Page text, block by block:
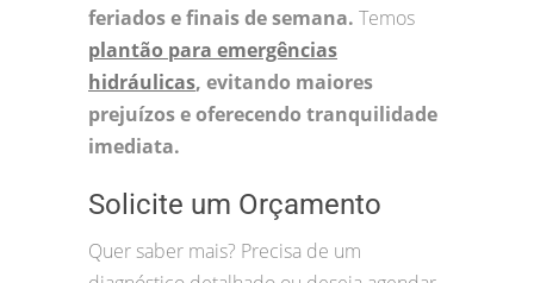
feriados e finais de semana. Temos
plantão para emergências
hidráulicas, evitando maiores
prejuízos e oferecendo tranquilidade
imediata.
Solicite um Orçamento
Quer saber mais? Precisa de um